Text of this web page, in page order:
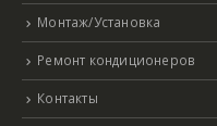
Монтаж/Установка
Ремонт кондиционеров
Контакты